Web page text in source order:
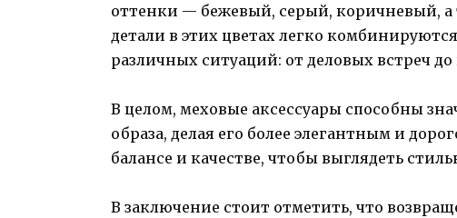
оттенки — бежевый, серый, коричневый,
детали в этих цветах легко
различных ситуаций: от деловых встреч
В целом, меховые аксессуары способны
образа, делая его более элегантным и
балансе и качестве, чтобы выглядеть
В заключение стоит отметить, что